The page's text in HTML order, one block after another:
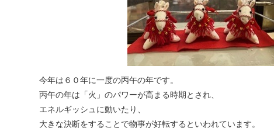
今年は６０年に一度の丙午の年です。
丙午の年は「火」のパワーが高まる時期とされ、
エネルギッシュに動いたり、
大きな決断をすることで物事が好転するといわれています。